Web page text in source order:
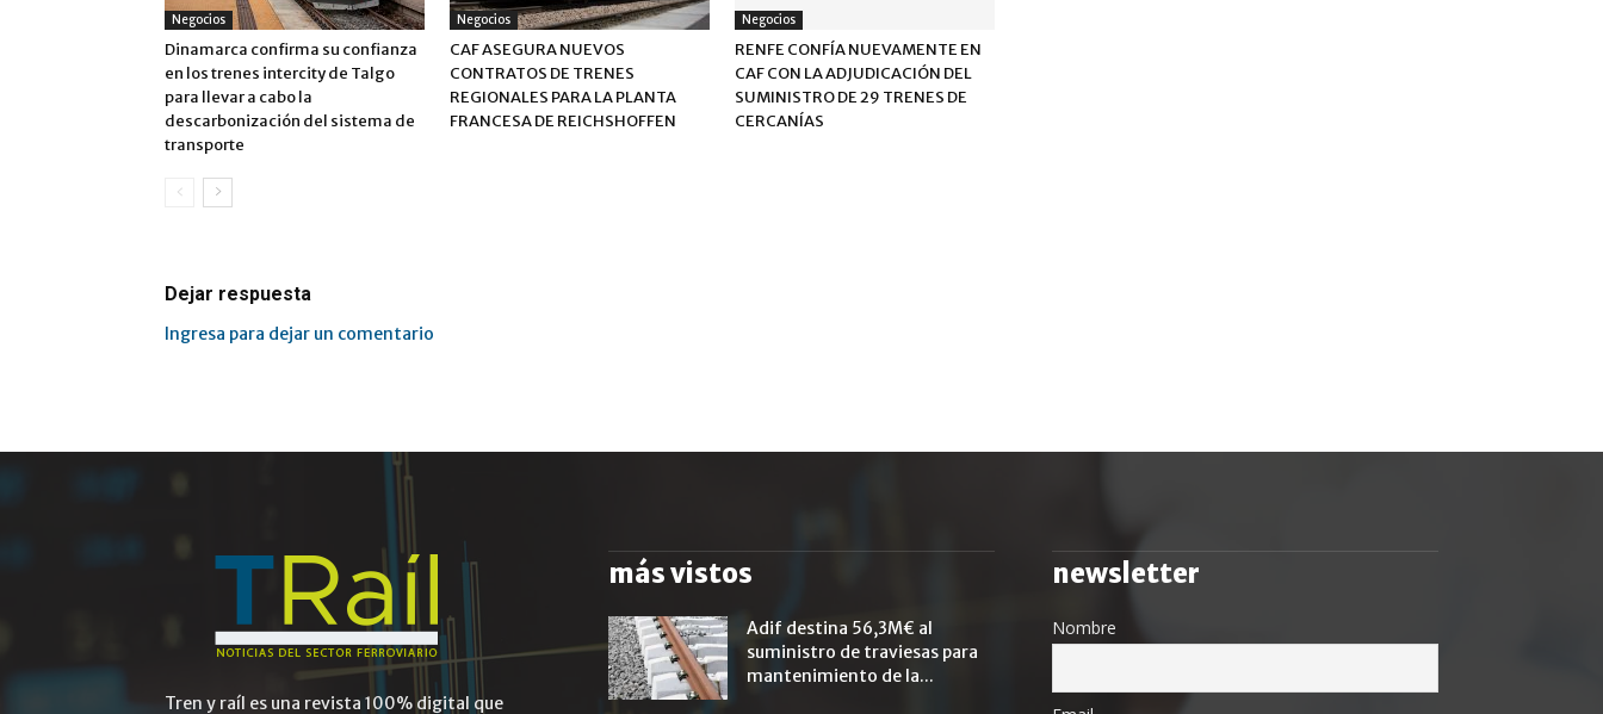
Negocios
Dinamarca confirma su confianza
en los trenes intercity de Talgo
para llevar a cabo la
descarbonización del sistema de
transporte
Negocios
CAF ASEGURA NUEVOS
CONTRATOS DE TRENES
REGIONALES PARA LA PLANTA
FRANCESA DE REICHSHOFFEN
Negocios
RENFE CONFÍA NUEVAMENTE EN
CAF CON LA ADJUDICACIÓN DEL
SUMINISTRO DE 29 TRENES DE
CERCANÍAS
Dejar respuesta
Ingresa para dejar un comentario
Tren y raíl es una revista 100% digital que
más vistos
Adif destina 56,3M€ al
suministro de traviesas para
mantenimiento de la...
newsletter
Nombre